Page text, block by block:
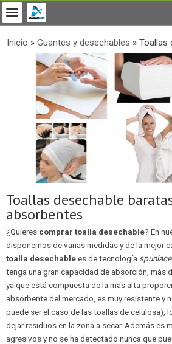
Inicio » Guantes y desechables » Toallas
Toallas desechable
absorbentes
¿Quieres comprar toalla desechable? En
disponemos de varias medidas y de la mejor
toalla desechablees de tecnología
tenga una gran capacidad de absorción, más
ya que está compuesta de la mas alta
absorbente del mercado, es muy resistente y
puede ser el caso de las toallas de celulosa),
dejar residuos en la zona a secar. Además es
agresivos y no se ha detectado nunca que